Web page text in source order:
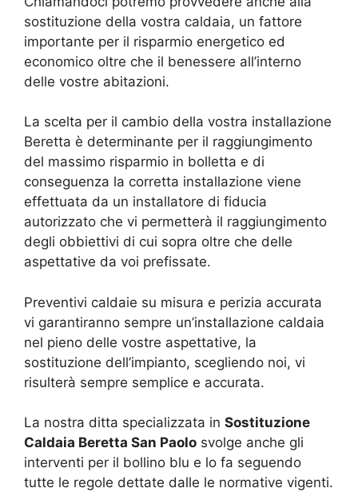
sostituzione della vostra caldaia, un fattore
importante per il risparmio energetico ed
economico oltre che il benessere all’interno
delle vostre abitazioni.
La scelta per il cambio della vostra installazione
Beretta è determinante per il raggiungimento
del massimo risparmio in bolletta e di
conseguenza la corretta installazione viene
effettuata da un installatore di fiducia
autorizzato che vi permetterà il raggiungimento
degli obbiettivi di cui sopra oltre che delle
aspettative da voi prefissate.
Preventivi caldaie su misura e perizia accurata
vi garantiranno sempre un’installazione caldaia
nel pieno delle vostre aspettative, la
sostituzione dell’impianto, scegliendo noi, vi
risulterà sempre semplice e accurata.
La nostra ditta specializzata in Sostituzione
Caldaia Beretta San Paolo svolge anche gli
interventi per il bollino blu e lo fa seguendo
tutte le regole dettate dalle le normative vigenti.